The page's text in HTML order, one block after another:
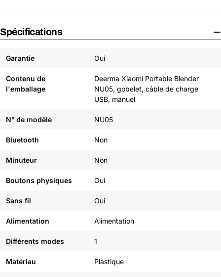
Spécifications
Garantie Oui
Contenu de
l'emballage
Deerma Xiaomi Portable Blender
NU05, gobelet, câble de charge
USB, manuel
N° de modèle NU05
Bluetooth Non
Minuteur Non
Boutons physiques Oui
Sans fil Oui
Alimentation Alimentation
Différents modes 1
Matériau Plastique